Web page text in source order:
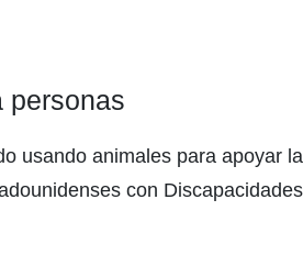
personas
usando animales para apoyar
con